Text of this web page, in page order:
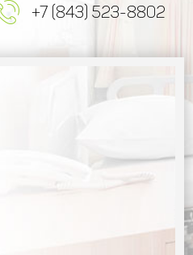
+7 (843) 523-8802